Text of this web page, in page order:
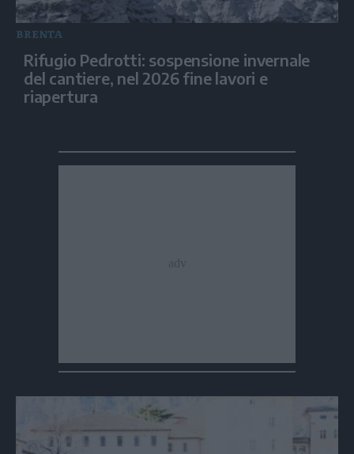
BRENTA
Rifugio Pedrotti: sospensione invernale
del cantiere, nel 2026 fine lavori e
riapertura